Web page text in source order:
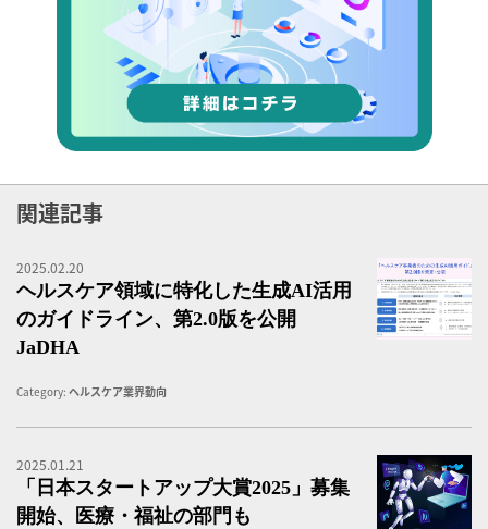
関連記事
2025.02.20
ヘルスケア領域に特化した生成AI活用
のガイドライン、第2.0版を公開
JaDHA
Category: ヘルスケア業界動向
2025.01.21
「日本スタートアップ大賞2025」募集
開始、医療・福祉の部門も